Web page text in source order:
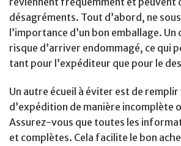
désagréments. Tout d’abord, ne
l’importance d’un bon emballage.
risque d’arriver endommagé, ce qui
tant pour l’expéditeur que pour le
Un autre écueil à éviter est de
d’expédition de manière incomplète
Assurez-vous que toutes les
et complètes. Cela facilite le bon